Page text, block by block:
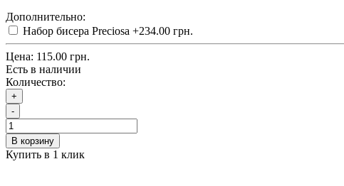
Дополнительно:
Набор бисера Preciosa +234.00 грн.
Цена: 115.00 грн.
Есть в наличии
Количество:
+
-
В корзину
Купить в 1 клик